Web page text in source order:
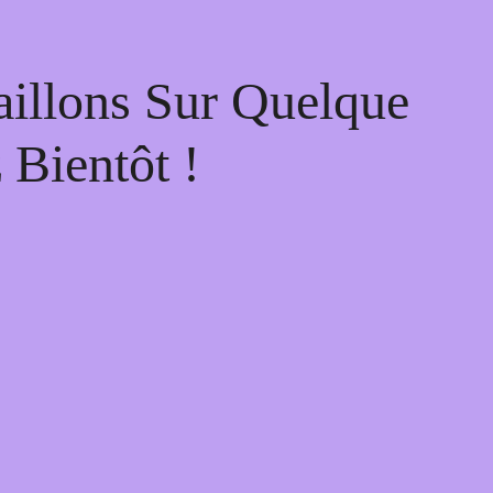
Sur Quelque
Bientôt !